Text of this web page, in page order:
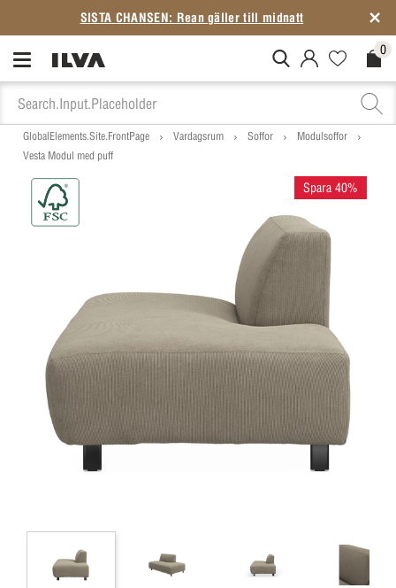
MitIlva.Login 0
GlobalElements.Site.FrontPage Vardagsrum Soffor
Modulsoffor
Vesta Modul med puff
Spara 40%